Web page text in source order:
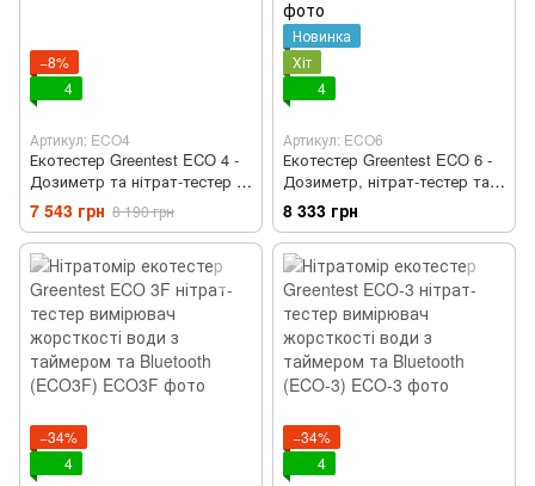
−8%
4
Артикул: ECO4
Екотестер Greentest ECO 4 -
Дозиметр та нітрат-тестер в
одному приладі (ECO4)
7 543 грн 8 190 грн
Новинка
Хіт
4
Артикул: ECO6
Екотестер Greentest ECO 6 -
Дозиметр, нітрат-тестер та
вимірювач жорсткості води
в одному приладі (Green6)
8 333 грн
−34%
4
−34%
4